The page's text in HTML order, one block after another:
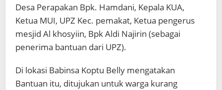
Desa Perapakan Bpk. Hamdani, Kepala KUA,
Ketua MUI, UPZ Kec. pemakat, Ketua pengerus
mesjid Al khosyiin, Bpk Aldi Najirin (sebagai
penerima bantuan dari UPZ).
Di lokasi Babinsa Koptu Belly mengatakan
Bantuan itu, ditujukan untuk warga kurang